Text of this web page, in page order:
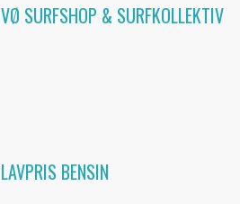
VØ SURFSHOP & SURFKOLLEKTIV
LAVPRIS BENSIN